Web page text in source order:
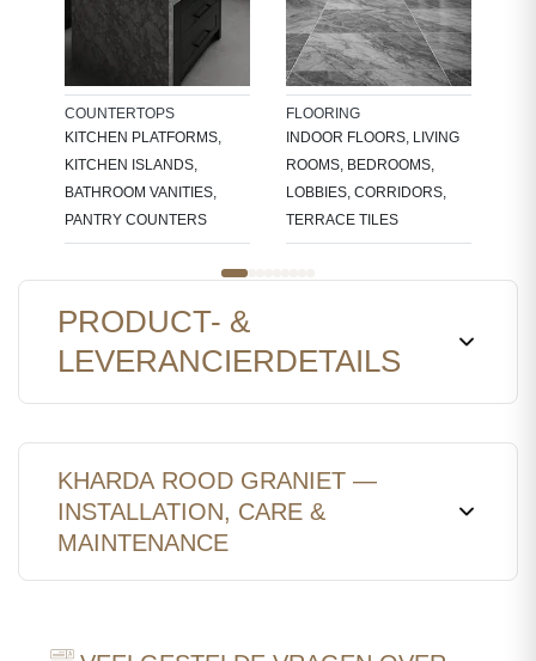
COUNTERTOPS
KITCHEN PLATFORMS,
KITCHEN ISLANDS,
BATHROOM VANITIES,
PANTRY COUNTERS
FLOORING
INDOOR FLOORS, LIVING
ROOMS, BEDROOMS,
LOBBIES, CORRIDORS,
TERRACE TILES
PRODUCT- &
LEVERANCIERDETAILS
KHARDA ROOD GRANIET —
INSTALLATION, CARE &
MAINTENANCE